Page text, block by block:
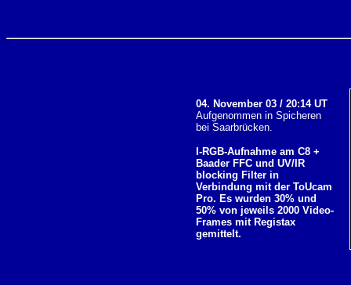
04. November 03 / 20:14 UT
Aufgenommen in Spicheren
bei Saarbrücken.
I-RGB-Aufnahme am C8 +
Baader FFC und UV/IR
blocking Filter in
Verbindung mit der ToUcam
Pro. Es wurden 30% und
50% von jeweils 2000 Video-
Frames mit Registax
gemittelt.